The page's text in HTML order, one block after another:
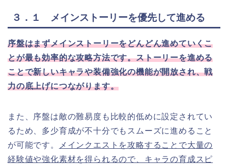
３．１ メインストーリーを優先して進める
序盤はまずメインストーリーをどんどん進めていくこ
とが最も効率的な攻略方法です。ストーリーを進める
ことで新しいキャラや装備強化の機能が開放され、戦
力の底上げにつながります。
また、序盤は敵の難易度も比較的低めに設定されてい
るため、多少育成が不十分でもスムーズに進めること
が可能です。
メインクエストを攻略することで大量の
経験値や強化素材を得られるので、キャラの育成スピ